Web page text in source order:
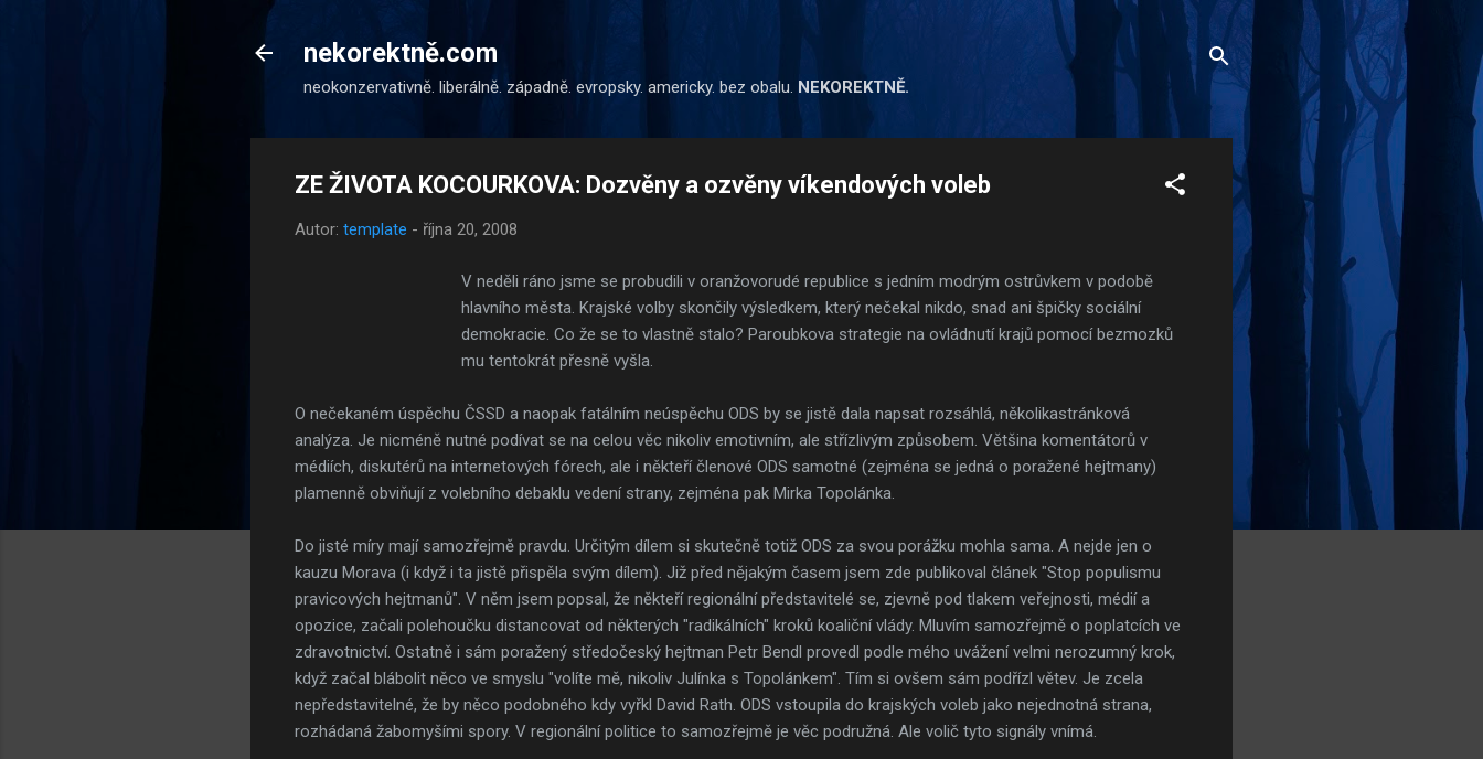
nekorektně.com
neokonzervativně. liberálně. západně. evropsky. americky. bez obalu. NEKOREKTNĚ.
ZE ŽIVOTA KOCOURKOVA: Dozvěny a ozvěny víkendových voleb
Autor: template - října 20, 2008
V neděli ráno jsme se probudili v oranžovorudé republice s jedním modrým ostrůvkem v podobě
hlavního města. Krajské volby skončily výsledkem, který nečekal nikdo, snad ani špičky sociální
demokracie. Co že se to vlastně stalo? Paroubkova strategie na ovládnutí krajů pomocí bezmozků
mu tentokrát přesně vyšla.
O nečekaném úspěchu ČSSD a naopak fatálním neúspěchu ODS by se jistě dala napsat rozsáhlá, několikastránková
analýza. Je nicméně nutné podívat se na celou věc nikoliv emotivním, ale střízlivým způsobem. Většina komentátorů v
médiích, diskutérů na internetových fórech, ale i někteří členové ODS samotné (zejména se jedná o poražené hejtmany)
plamenně obviňují z volebního debaklu vedení strany, zejména pak Mirka Topolánka.
Do jisté míry mají samozřejmě pravdu. Určitým dílem si skutečně totiž ODS za svou porážku mohla sama. A nejde jen o
kauzu Morava (i když i ta jistě přispěla svým dílem). Již před nějakým časem jsem zde publikoval článek "Stop populismu
pravicových hejtmanů". V něm jsem popsal, že někteří regionální představitelé se, zjevně pod tlakem veřejnosti, médií a
opozice, začali polehoučku distancovat od některých "radikálních" kroků koaliční vlády. Mluvím samozřejmě o poplatcích ve
zdravotnictví. Ostatně i sám poražený středočeský hejtman Petr Bendl provedl podle mého uvážení velmi nerozumný krok,
když začal blábolit něco ve smyslu "volíte mě, nikoliv Julínka s Topolánkem". Tím si ovšem sám podřízl větev. Je zcela
nepředstavitelné, že by něco podobného kdy vyřkl David Rath. ODS vstoupila do krajských voleb jako nejednotná strana,
rozhádaná žabomyšími spory. V regionální politice to samozřejmě je věc podružná. Ale volič tyto signály vnímá.